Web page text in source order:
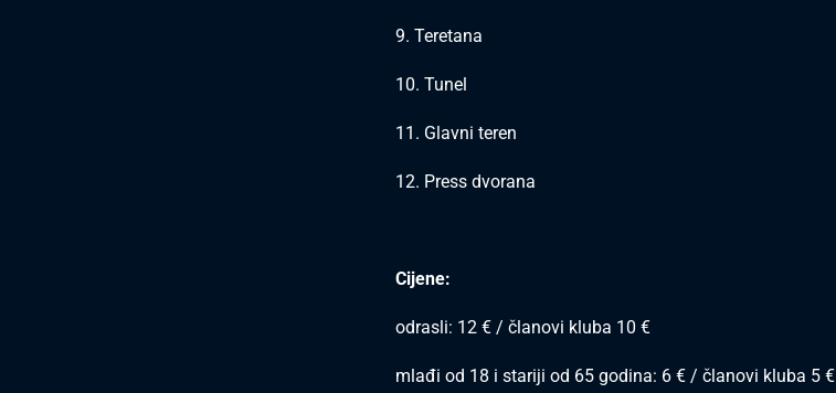
9. Teretana
10. Tunel
11. Glavni teren
12. Press dvorana
Cijene:
odrasli: 12 € / članovi kluba 10 €
mlađi od 18 i stariji od 65 godina: 6 € / članovi kluba 5 €